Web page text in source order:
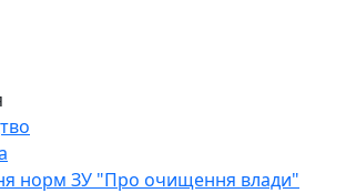
норм ЗУ "Про очищення влади"